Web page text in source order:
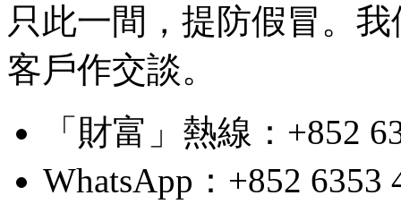
只此一間，提防假冒。
客戶作交談。
「財富」熱線：+852
WhatsApp：+852 6353